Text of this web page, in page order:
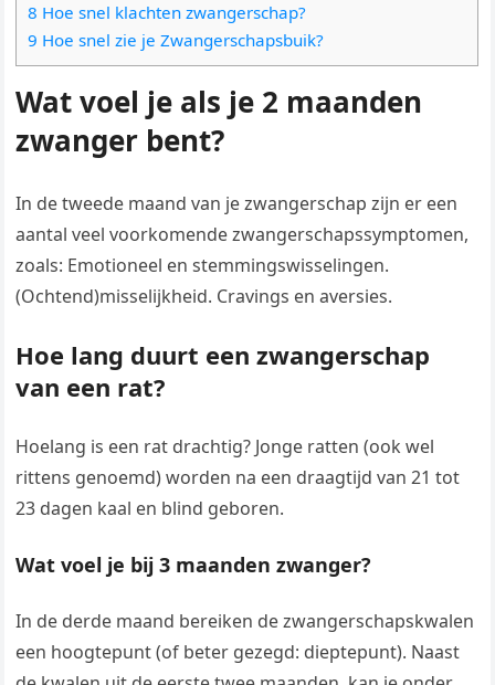
8 Hoe snel klachten zwangerschap?
9 Hoe snel zie je Zwangerschapsbuik?
Wat voel je als je 2 maanden
zwanger bent?
In de tweede maand van je zwangerschap zijn er een
aantal veel voorkomende zwangerschapssymptomen,
zoals: Emotioneel en stemmingswisselingen.
(Ochtend)misselijkheid. Cravings en aversies.
Hoe lang duurt een zwangerschap
van een rat?
Hoelang is een rat drachtig? Jonge ratten (ook wel
rittens genoemd) worden na een draagtijd van 21 tot
23 dagen kaal en blind geboren.
Wat voel je bij 3 maanden zwanger?
In de derde maand bereiken de zwangerschapskwalen
een hoogtepunt (of beter gezegd: dieptepunt). Naast